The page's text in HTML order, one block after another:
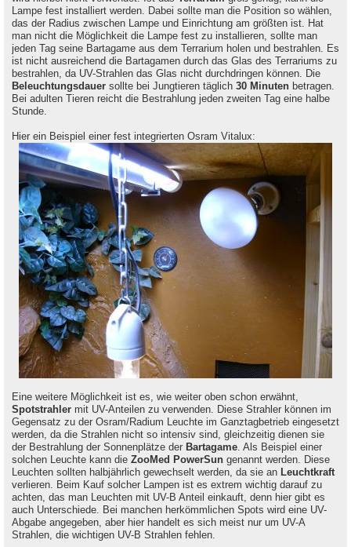
Lampe fest installiert werden. Dabei sollte man die Position so wählen,
das der Radius zwischen Lampe und Einrichtung am größten ist. Hat
man nicht die Möglichkeit die Lampe fest zu installieren, sollte man
jeden Tag seine Bartagame aus dem Terrarium holen und bestrahlen. Es
ist nicht ausreichend die Bartagamen durch das Glas des Terrariums zu
bestrahlen, da UV-Strahlen das Glas nicht durchdringen können. Die
Beleuchtungsdauer sollte bei Jungtieren täglich 30 Minuten betragen.
Bei adulten Tieren reicht die Bestrahlung jeden zweiten Tag eine halbe
Stunde.
Hier ein Beispiel einer fest integrierten Osram Vitalux:
Eine weitere Möglichkeit ist es, wie weiter oben schon erwähnt,
Spotstrahler mit UV-Anteilen zu verwenden. Diese Strahler können im
Gegensatz zu der Osram/Radium Leuchte im Ganztagbetrieb eingesetzt
werden, da die Strahlen nicht so intensiv sind, gleichzeitig dienen sie
der Bestrahlung der Sonnenplätze der Bartagame . Als Beispiel einer
solchen Leuchte kann die ZooMed PowerSun genannt werden. Diese
Leuchten sollten halbjährlich gewechselt werden, da sie an Leuchtkraft
verlieren. Beim Kauf solcher Lampen ist es extrem wichtig darauf zu
achten, das man Leuchten mit UV-B Anteil einkauft, denn hier gibt es
auch Unterschiede. Bei manchen herkömmlichen Spots wird eine UV-
Abgabe angegeben, aber hier handelt es sich meist nur um UV-A
Strahlen, die wichtigen UV-B Strahlen fehlen.